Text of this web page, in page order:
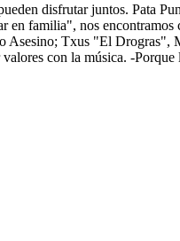
disfrutar juntos. Pata
familia", nos encontramos
Asesino; Txus "El Drogras",
con la música. -